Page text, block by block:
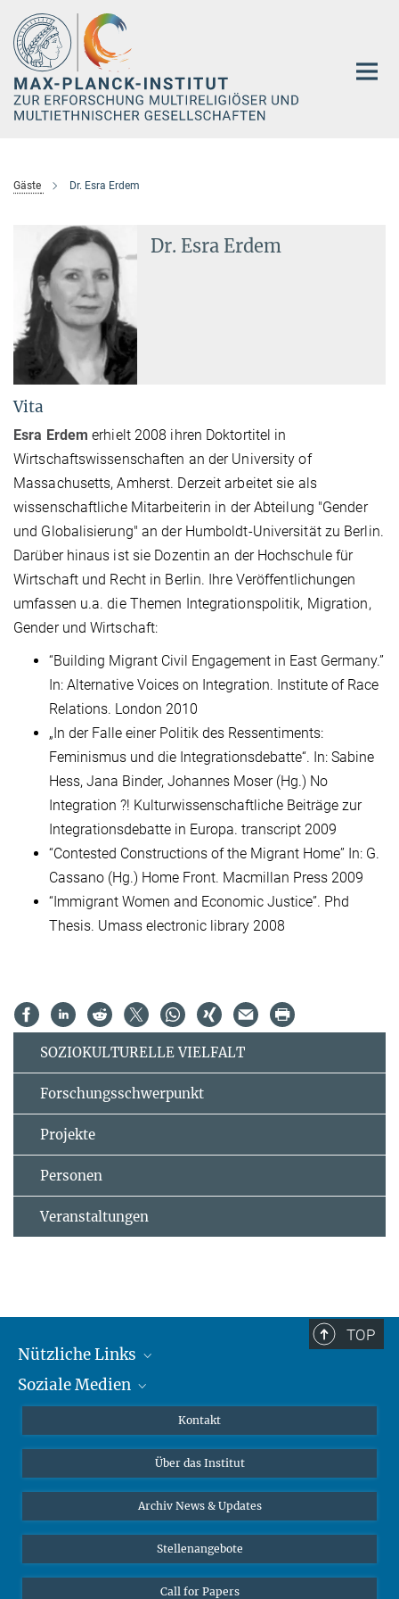
Hauptinhalt
Gäste Dr. Esra Erdem
Dr. Esra Erdem
Vita
Esra Erdem erhielt 2008 ihren Doktortitel in
Wirtschaftswissenschaften an der University of
Massachusetts, Amherst. Derzeit arbeitet sie als
wissenschaftliche Mitarbeiterin in der Abteilung "Gender
und Globalisierung" an der Humboldt-Universität zu Berlin.
Darüber hinaus ist sie Dozentin an der Hochschule für
Wirtschaft und Recht in Berlin. Ihre Veröffentlichungen
umfassen u.a. die Themen Integrationspolitik, Migration,
Gender und Wirtschaft:
“Building Migrant Civil Engagement in East Germany.”
In: Alternative Voices on Integration. Institute of Race
Relations. London 2010
„In der Falle einer Politik des Ressentiments:
Feminismus und die Integrationsdebatte“. In: Sabine
Hess, Jana Binder, Johannes Moser (Hg.) No
Integration ?! Kulturwissenschaftliche Beiträge zur
Integrationsdebatte in Europa. transcript 2009
“Contested Constructions of the Migrant Home” In: G.
Cassano (Hg.) Home Front. Macmillan Press 2009
“Immigrant Women and Economic Justice”. Phd
Thesis. Umass electronic library 2008
SOZIOKULTURELLE VIELFALT
Forschungsschwerpunkt
Projekte
Personen
Veranstaltungen
TOP
Nützliche Links
MMG Alumni Corner
Online-Vorträge
Interviews zum Thema "Diversity"
Soziale Medien
Bluesky
Kontakt
Über das Institut
Archiv News & Updates
Stellenangebote
Call for Papers